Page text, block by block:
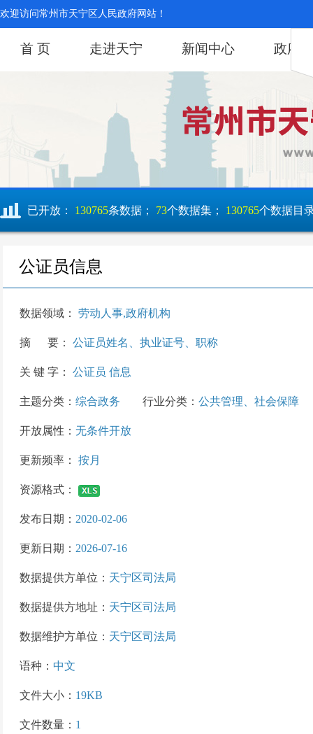
欢迎访问常州市天宁区人民政府网站！
首 页 走进天宁 新闻中心 政府
已开放： 130765条数据； 73个数据集； 130765个数据目
公证员信息
数据领域： 劳动人事,政府机构
摘 要： 公证员姓名、执业证号、职称
关 键 字： 公证员 信息
主题分类： 综合政务 行业分类： 公共管理、社会保障
开放属性： 无条件开放
更新频率： 按月
资源格式：
发布日期： 2020-02-06
更新日期： 2026-07-16
数据提供方单位： 天宁区司法局
数据提供方地址： 天宁区司法局
数据维护方单位： 天宁区司法局
语种： 中文
文件大小： 19KB
文件数量： 1